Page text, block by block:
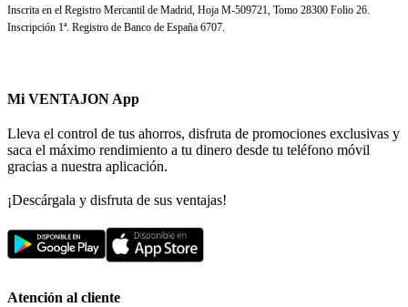
Inscrita en el Registro Mercantil de Madrid, Hoja M-509721, Tomo 28300 Folio 26.
Inscripción 1ª. Registro de Banco de España 6707.
Mi VENTAJON App
Lleva el control de tus ahorros, disfruta de promociones exclusivas y
saca el máximo rendimiento a tu dinero desde tu teléfono móvil
gracias a nuestra aplicación.
¡Descárgala y disfruta de sus ventajas!
Atención al cliente